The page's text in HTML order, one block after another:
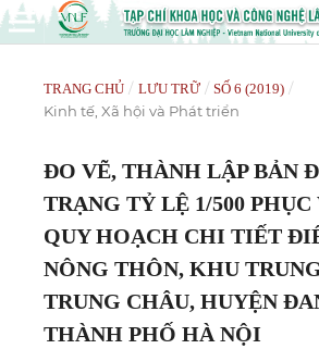
TRANG CHỦ / LƯU TRỮ / SỐ 6 (2019) /
Kinh tế, Xã hội và Phát triển
ĐO VẼ, THÀNH LẬP BẢN
TRẠNG TỶ LỆ 1/500 PHỤC
QUY HOẠCH CHI TIẾT
NÔNG THÔN, KHU
TRUNG CHÂU, HUYỆN
THÀNH PHỐ HÀ NỘI